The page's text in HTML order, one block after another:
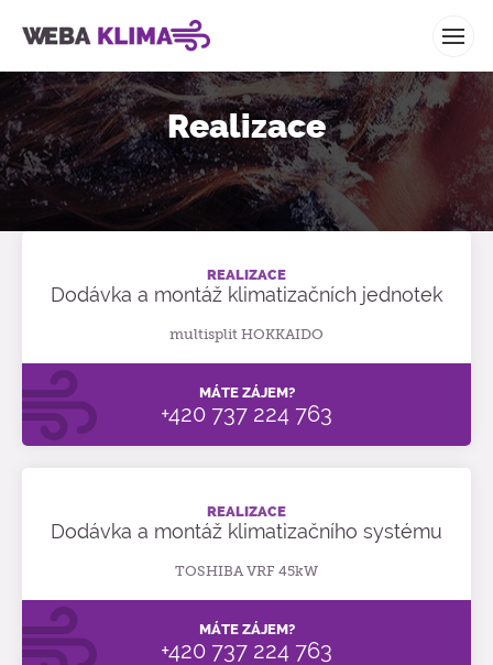
Realizace
REALIZACE
Dodávka a montáž klimatizačních jednotek
multisplit HOKKAIDO
MÁTE ZÁJEM?
+420 737 224 763
REALIZACE
Dodávka a montáž klimatizačního systému
TOSHIBA VRF 45kW
MÁTE ZÁJEM?
+420 737 224 763